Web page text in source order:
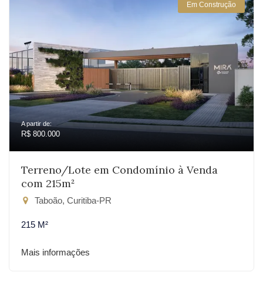
Em Construção
A partir de:
R$ 800.000
Terreno/Lote em Condomínio à Venda
com 215m²
Taboão, Curitiba-PR
215 M²
Mais informações